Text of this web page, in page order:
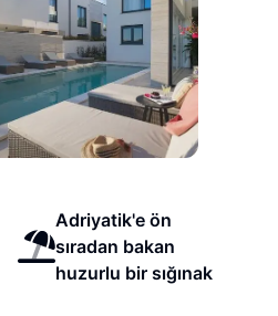
Adriyatik'e ön
sıradan bakan
huzurlu bir sığınak